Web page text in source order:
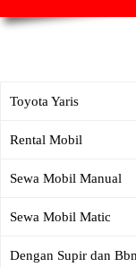
Toyota Yaris
Rental Mobil
Sewa Mobil Manual
Sewa Mobil Matic
Dengan Supir dan